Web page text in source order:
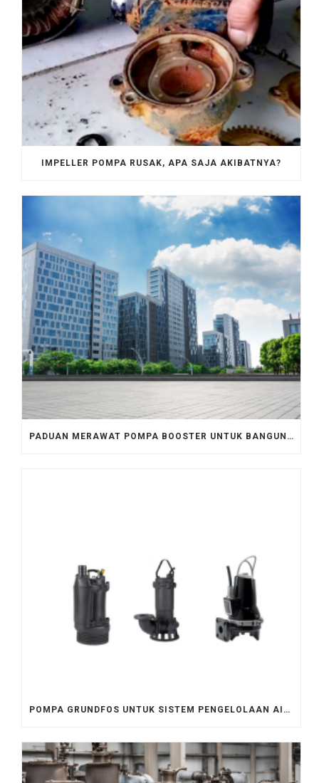
IMPELLER POMPA RUSAK, APA SAJA AKIBATNYA?
PADUAN MERAWAT POMPA BOOSTER UNTUK BANGUNAN KOMERSIAL
POMPA GRUNDFOS UNTUK SISTEM PENGELOLAAN AIR LIMBAH PERKOTAAN